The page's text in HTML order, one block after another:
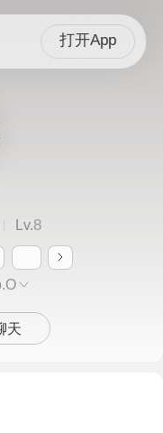
打开App
Lv.8
天